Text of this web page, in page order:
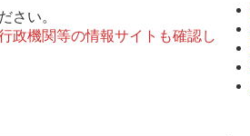
さい。
政機関等の情報サイトも確認し